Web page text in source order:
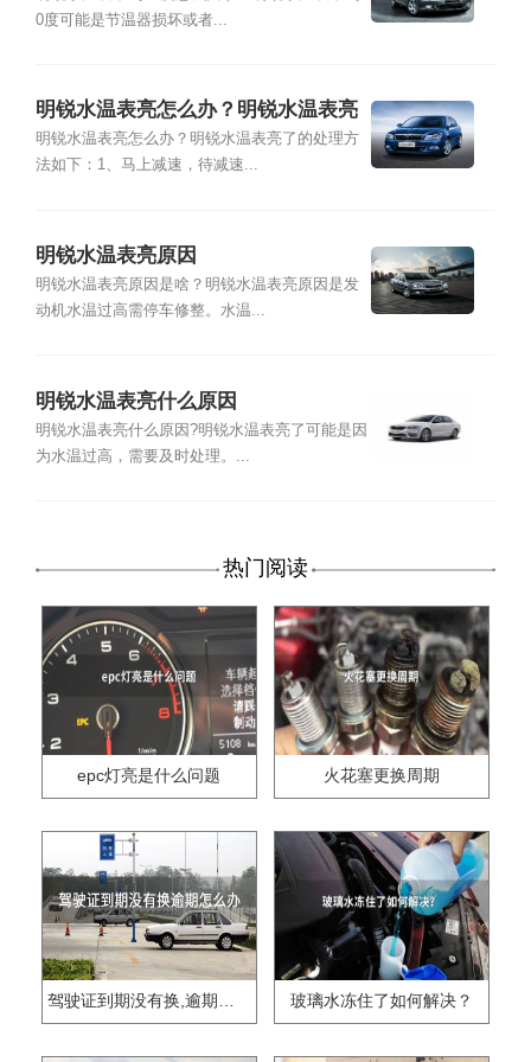
0度可能是节温器损坏或者...
明锐水温表亮怎么办？明锐水温表亮
了的处理方法
明锐水温表亮怎么办？明锐水温表亮了的处理方
法如下：1、马上减速，待减速...
明锐水温表亮原因
明锐水温表亮原因是啥？明锐水温表亮原因是发
动机水温过高需停车修整。水温...
明锐水温表亮什么原因
明锐水温表亮什么原因?明锐水温表亮了可能是因
为水温过高，需要及时处理。...
热门阅读
epc灯亮是什么问题 火花塞更换周期
驾驶证到期没有换,逾期怎么办?? 玻璃水冻住了如何解决？